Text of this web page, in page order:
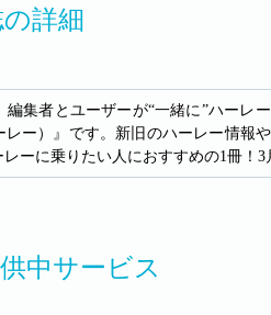
詳細
集者とユーザーが“一緒に”ハー
レー）』です。新旧のハーレー情
ーに乗りたい人におすすめの1冊！
中サービス